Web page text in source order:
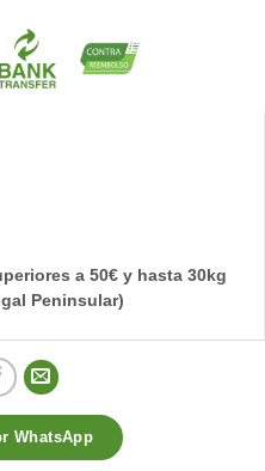
a 50€ y hasta 30kg
Peninsular)
WhatsApp